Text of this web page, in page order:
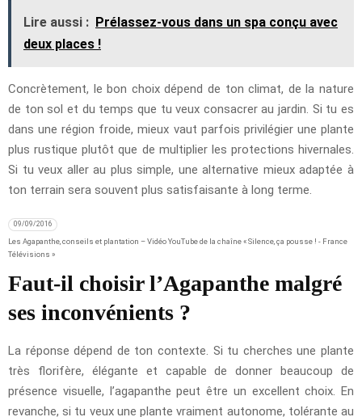
Lire aussi : Prélassez-vous dans un spa conçu avec
deux places !
Concrètement, le bon choix dépend de ton climat, de la nature
de ton sol et du temps que tu veux consacrer au jardin. Si tu es
dans une région froide, mieux vaut parfois privilégier une plante
plus rustique plutôt que de multiplier les protections hivernales.
Si tu veux aller au plus simple, une alternative mieux adaptée à
ton terrain sera souvent plus satisfaisante à long terme.
09/09/2016
Les Agapanthe, conseils et plantation – Vidéo YouTube de la chaîne « Silence, ça pousse ! - France
Télévisions »
Faut-il choisir l’Agapanthe malgré
ses inconvénients ?
La réponse dépend de ton contexte. Si tu cherches une plante
très florifère, élégante et capable de donner beaucoup de
présence visuelle, l’agapanthe peut être un excellent choix. En
revanche, si tu veux une plante vraiment autonome, tolérante au